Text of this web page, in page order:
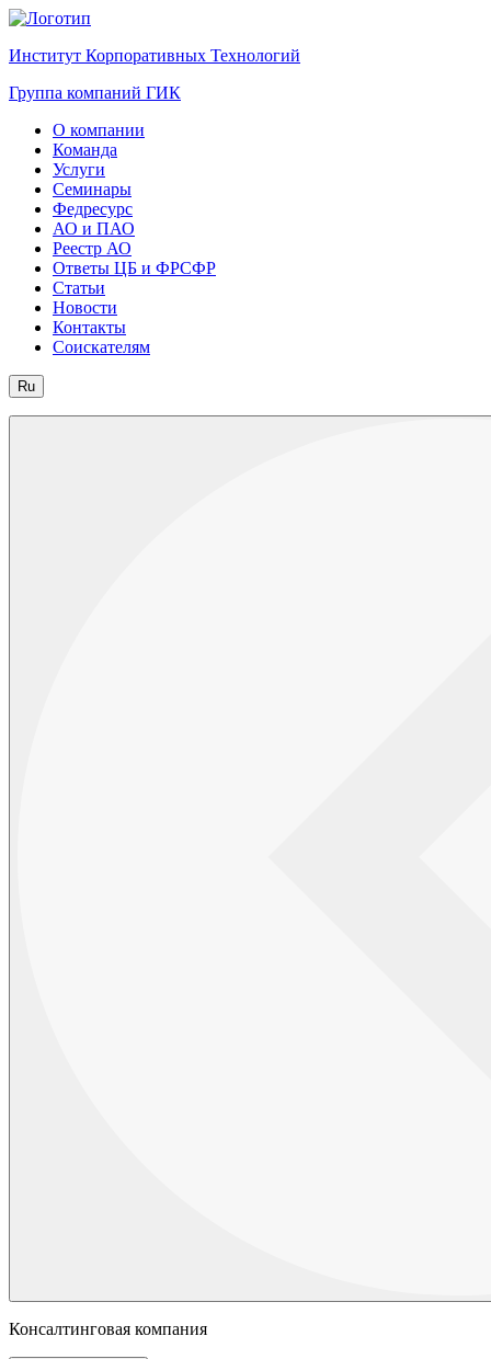
Институт Корпоративных Технологий
Группа компаний ГИК
О компании
Команда
Услуги
Семинары
Федресурс
АО и ПАО
Реестр АО
Ответы ЦБ и ФРСФР
Статьи
Новости
Контакты
Соискателям
Ru
Консалтинговая компания